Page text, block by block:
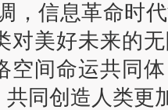
，信息革命时
对美好未来的
空间命运共同
同创造人类更